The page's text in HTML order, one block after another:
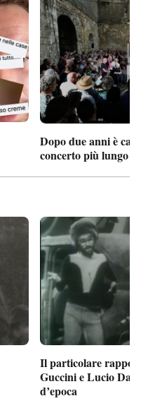
Dopo due anni è
concerto più lungo
Il particolare
Guccini e Lucio
d’epoca